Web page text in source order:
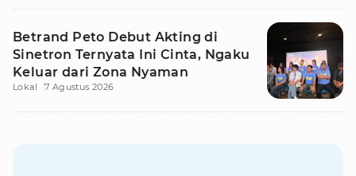
Betrand Peto Debut Akting di
Sinetron Ternyata Ini Cinta, Ngaku
Keluar dari Zona Nyaman
Lokal 7 Agustus 2026